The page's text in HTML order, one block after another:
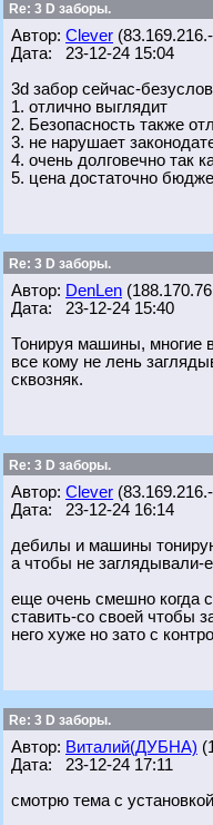
Re: 3 D заборы.
Автор: Clever
Дата: 23-12-24 15:04
3d забор сейчас-
1. отлично выглядит
2. Безопасность также
3. не нарушает
4. очень долговечно так
5. цена достаточно
Re: 3 D заборы.
Автор: DenLen
Дата: 23-12-24 15:40
Тонируя машины, многие
все кому не лень
сквозняк.
Re: 3 D заборы.
Автор: Clever
Дата: 23-12-24 16:14
дебилы и машины
а чтобы не заглядывали-
еще очень смешно когда
ставить-со своей чтобы
него хуже но зато с
Re: 3 D заборы.
Автор: Виталий(ДУБНА)
Дата: 23-12-24 17:11
смотрю тема с